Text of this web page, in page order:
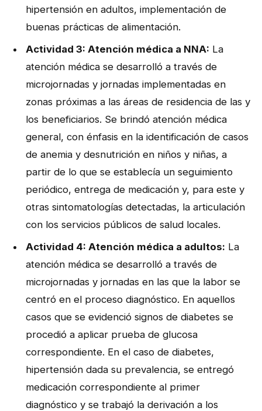
hipertensión en adultos, implementación de
buenas prácticas de alimentación.
Actividad 3: Atención médica a NNA: La
atención médica se desarrolló a través de
microjornadas y jornadas implementadas en
zonas próximas a las áreas de residencia de las y
los beneficiarios. Se brindó atención médica
general, con énfasis en la identificación de casos
de anemia y desnutrición en niños y niñas, a
partir de lo que se establecía un seguimiento
periódico, entrega de medicación y, para este y
otras sintomatologías detectadas, la articulación
con los servicios públicos de salud locales.
Actividad 4: Atención médica a adultos: La
atención médica se desarrolló a través de
microjornadas y jornadas en las que la labor se
centró en el proceso diagnóstico. En aquellos
casos que se evidenció signos de diabetes se
procedió a aplicar prueba de glucosa
correspondiente. En el caso de diabetes,
hipertensión dada su prevalencia, se entregó
medicación correspondiente al primer
diagnóstico y se trabajó la derivación a los